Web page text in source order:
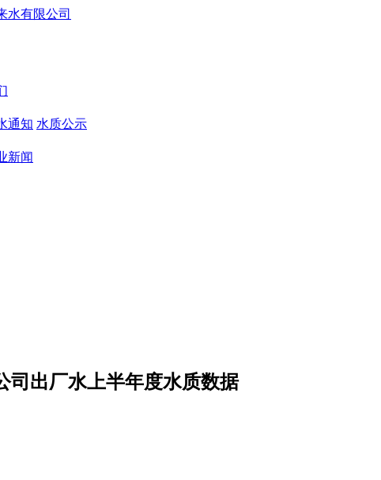
通知 水质公示
新闻
司出厂水上半年度水质数据